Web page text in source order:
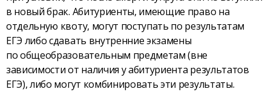
в новый брак. Абитуриенты, имеющие право на
отдельную квоту, могут поступать по результатам
ЕГЭ либо сдавать внутренние экзамены
по общеобразовательным предметам (вне
зависимости от наличия у абитуриента результатов
ЕГЭ), либо могут комбинировать эти результаты.